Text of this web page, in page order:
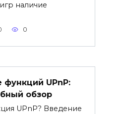
наличие
0
функций UPnP:
обзор
UPnP? Введение